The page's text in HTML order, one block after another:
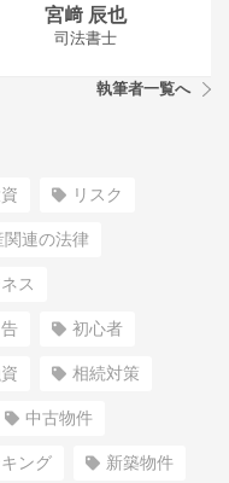
宮﨑 辰也
司法書士
執筆者一覧へ
リスク
関連の法律
ス
初心者
相続対策
中古物件
ング 新築物件